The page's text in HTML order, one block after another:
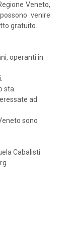
Veneto,
venire
gratuito.
operanti in
sta
ad
sono
Cabalisti